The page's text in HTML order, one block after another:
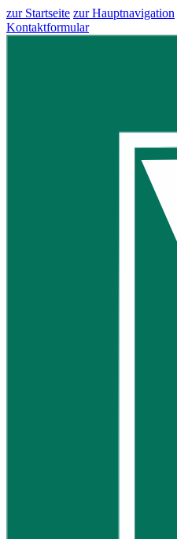
zur Startseite zur Hauptnavigation
Kontaktformular